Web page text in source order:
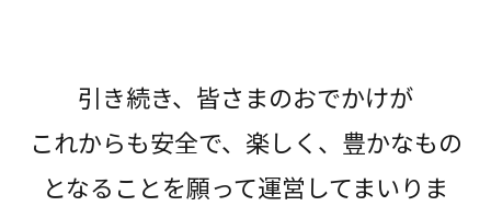
引き続き、皆さまのおでかけが
これからも安全で、楽しく、豊かなもの
となることを願って運営してまいりま